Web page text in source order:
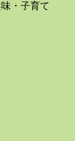
・子育て